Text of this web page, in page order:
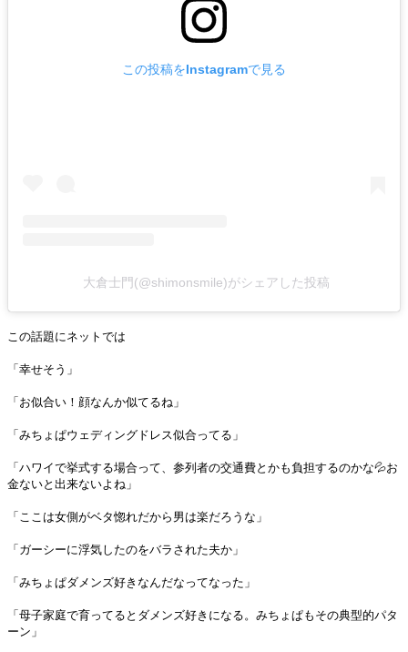
この投稿をInstagramで見る
大倉士門(@shimonsmile)がシェアした投稿
この話題にネットでは
「幸せそう」
「お似合い！顔なんか似てるね」
「みちょぱウェディングドレス似合ってる」
「ハワイで挙式する場合って、参列者の交通費とかも負担するのかな💦お
金ないと出来ないよね」
「ここは女側がベタ惚れだから男は楽だろうな」
「ガーシーに浮気したのをバラされた夫か」
「みちょぱダメンズ好きなんだなってなった」
「母子家庭で育ってるとダメンズ好きになる。みちょぱもその典型的パタ
ーン」